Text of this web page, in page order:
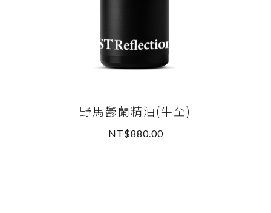
野馬鬱蘭精油(牛至)
NT$880.00